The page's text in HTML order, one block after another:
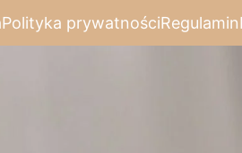
Polityka prywatnościRegulamin